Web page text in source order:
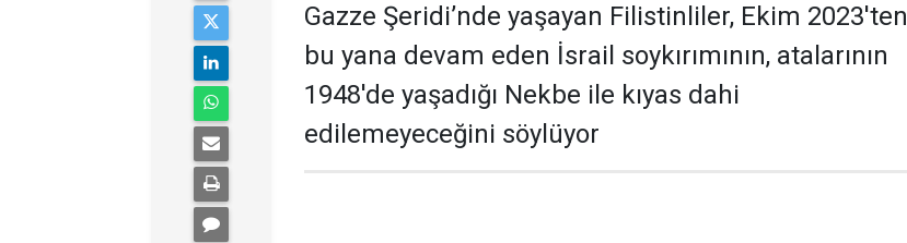
Gazze Şeridi’nde yaşayan Filistinliler, Ekim 2023'ten
bu yana devam eden İsrail soykırımının, atalarının
1948'de yaşadığı Nekbe ile kıyas dahi
edilemeyeceğini söylüyor